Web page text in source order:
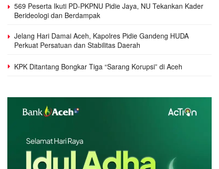
569 Peserta Ikuti PD-PKPNU Pidie Jaya, NU Tekankan Kader
Berideologi dan Berdampak
Jelang Hari Damai Aceh, Kapolres Pidie Gandeng HUDA
Perkuat Persatuan dan Stabilitas Daerah
KPK Ditantang Bongkar Tiga “Sarang Korupsi” di Aceh